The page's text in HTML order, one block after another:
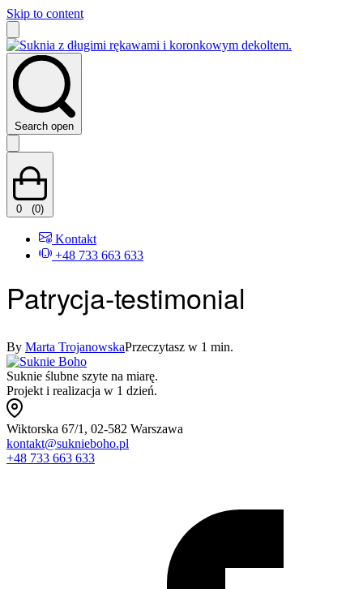
Skip to content
Search open
0 (0)
Kontakt
+48 733 663 633
Patrycja-testimonial
By Marta TrojanowskaPrzeczytasz w 1 min.
Suknie ślubne szyte na miarę.
Projekt i realizacja w 1 dzień.
Wiktorska 67/1, 02-582 Warszawa
kontakt@suknieboho.pl
+48 733 663 633